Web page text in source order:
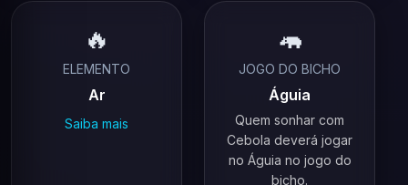
🔥
ELEMENTO
Ar
Saiba mais
🦛
JOGO DO BICHO
Águia
Quem sonhar com
Cebola deverá jogar
no Águia no jogo do
bicho.